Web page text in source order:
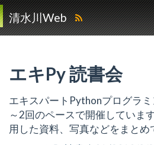
清水川Web
エキPy 読書会
エキスパートPythonプログラ
～2回のペースで開催していま
用した資料、写真などをまとめ